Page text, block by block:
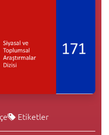
Etiketler